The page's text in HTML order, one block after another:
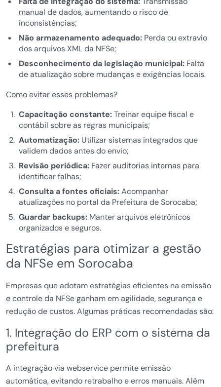
manual de dados, aumentando o risco de
inconsistências;
Não armazenamento adequado:Perda ou extravio
dos arquivos XML da NFSe;
Desconhecimento da legislação municipal:Falta
de atualização sobre mudanças e exigências locais.
Como evitar esses problemas?
Capacitação constante:Treinar equipe fiscal e
contábil sobre as regras municipais;
Automatização:Utilizar sistemas integrados que
validem dados antes do envio;
Revisão periódica:Fazer auditorias internas para
identificar falhas;
Consulta a fontes oficiais:Acompanhar
atualizações no portal da Prefeitura de Sorocaba;
Guardar backups:Manter arquivos eletrônicos
organizados e seguros.
Estratégias para otimizar a gestão
da NFSe em Sorocaba
Empresas que adotam estratégias eficientes na emissão
e controle da NFSe ganham em agilidade, segurança e
redução de custos. Algumas práticas recomendadas são:
1. Integração do ERP com o sistema da
prefeitura
A integração via webservice permite emissão
automática, evitando retrabalho e erros manuais. Além